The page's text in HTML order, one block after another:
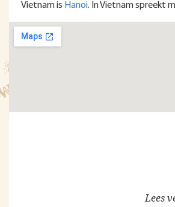
Vietnam is Hanoi. In Vietnam spreekt
Lees